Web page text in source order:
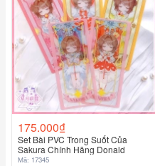
175.000₫
Set Bài PVC Trong Suốt Của
Sakura Chính Hãng Donald
Mã: 17345